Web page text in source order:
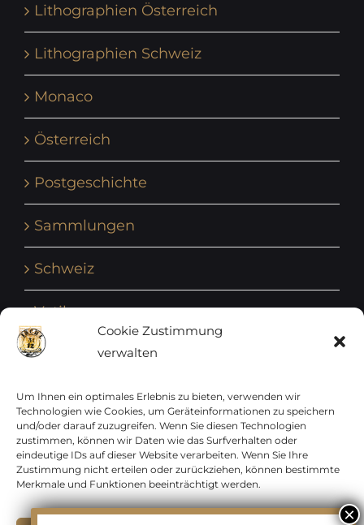
Cookie Zustimmung
verwalten
Um Ihnen ein optimales Erlebnis zu bieten, verwenden wir
Technologien wie Cookies, um Geräteinformationen zu speichern
und/oder darauf zuzugreifen. Wenn Sie diesen Technologien
zustimmen, können wir Daten wie das Surfverhalten oder
eindeutige IDs auf dieser Website verarbeiten. Wenn Sie Ihre
Zustimmung nicht erteilen oder zurückziehen, können bestimmte
Merkmale und Funktionen beeinträchtigt werden.
Lithographien Österreich
Lithographien Schweiz
Monaco
Österreich
Postgeschichte
Sammlungen
Schweiz
Vatikan
Vereinte Nationen
Vorphilatelie
Zensurbelege Österreich
Zensurbelege Schweiz